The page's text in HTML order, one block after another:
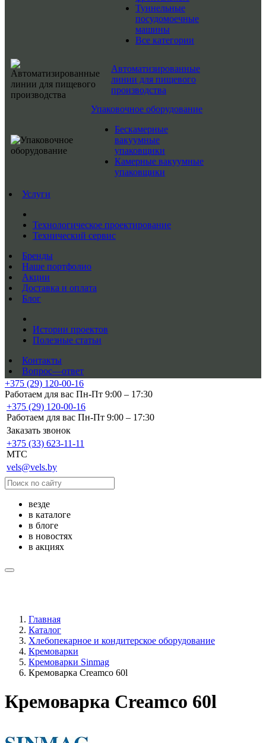
Туннельные
посудомоечные
машины
Все категории
Автоматизированные
линии для пищевого
производства
Упаковочное оборудование
Бескамерные
вакуумные
упаковщики
Камерные вакуумные
упаковщики
Услуги
Технологическое проектирование
Технический сервис
Бренды
Наше портфолио
Акции
Доставка и оплата
Блог
Истории проектов
Полезные статьи
Контакты
Вопрос—ответ
+375 (29) 120-00-16
Работаем для вас Пн-Пт 9:00 – 17:30
+375 (29) 120-00-16
Работаем для вас Пн-Пт 9:00 – 17:30
Заказать звонок
+375 (33) 623-11-11
MTC
vels@vels.by
везде
в каталоге
в блоге
в новостях
в акциях
Главная
Каталог
Хлебопекарное и кондитерское оборудование
Кремоварки
Кремоварки Sinmag
Кремоварка Creamco 60l
Кремоварка Creamco 60l